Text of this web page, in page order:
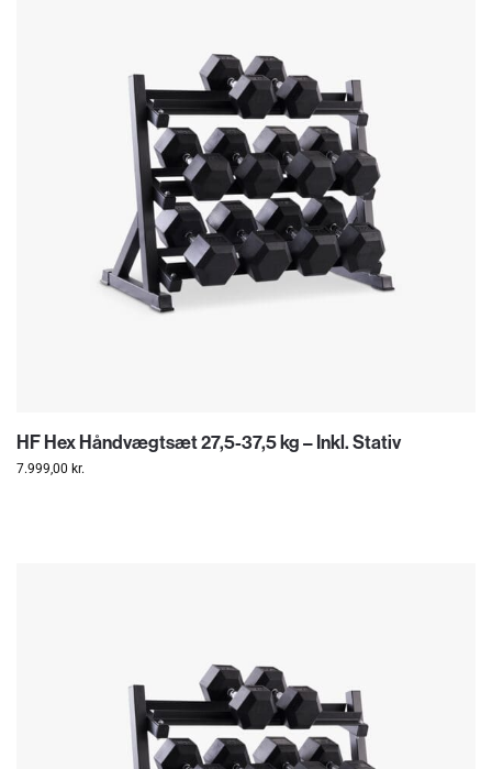
HF Hex Håndvægtsæt 27,5-37,5 kg – Inkl. Stativ
7.999,00 kr.